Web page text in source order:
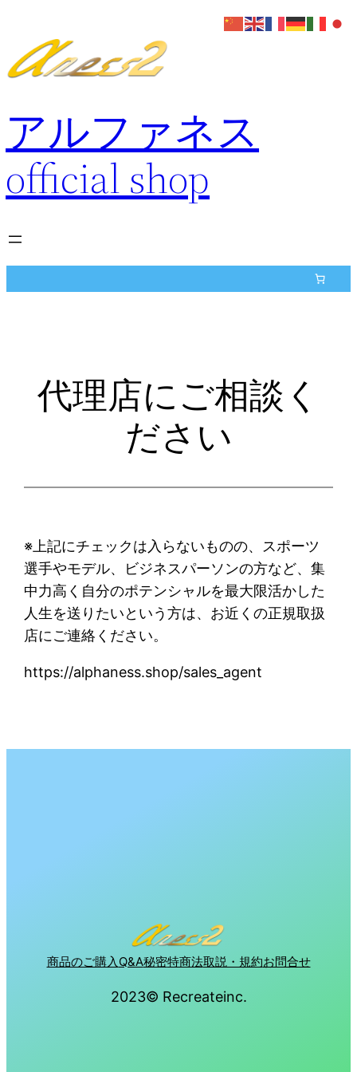
を
ス
プ
アルファネス
official shop
代理店にご相談く
ださい
※上記にチェックは入らないものの、スポーツ
選手やモデル、ビジネスパーソンの方など、集
中力高く自分のポテンシャルを最大限活かした
人生を送りたいという方は、お近くの正規取扱
店にご連絡ください。
https://alphaness.shop/sales_agent
商品のご購入Q&A秘密特商法取説・規約お問合せ
2023© Recreateinc.